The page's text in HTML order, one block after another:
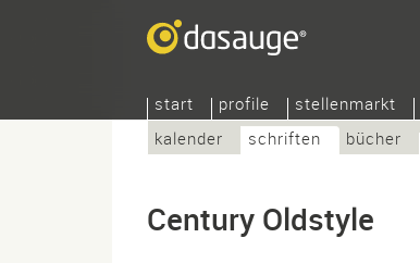
start profile stellenmarkt
kalender
schriften bücher
Century Oldstyle